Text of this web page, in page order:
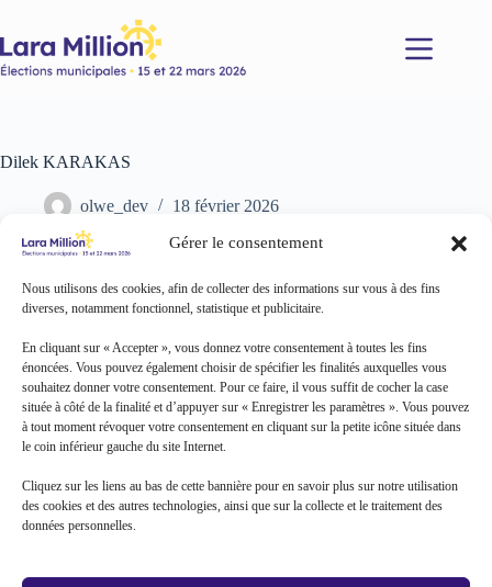
Gérer le consentement
Nous utilisons des cookies, afin de collecter des informations sur vous à des fins
diverses, notamment fonctionnel, statistique et publicitaire.
En cliquant sur « Accepter », vous donnez votre consentement à toutes les fins
énoncées. Vous pouvez également choisir de spécifier les finalités auxquelles vous
souhaitez donner votre consentement. Pour ce faire, il vous suffit de cocher la case
située à côté de la finalité et d’appuyer sur « Enregistrer les paramètres ». Vous pouvez
à tout moment révoquer votre consentement en cliquant sur la petite icône située dans
le coin inférieur gauche du site Internet.
Cliquez sur les liens au bas de cette bannière pour en savoir plus sur notre utilisation
des cookies et des autres technologies, ainsi que sur la collecte et le traitement des
données personnelles.
contenu
Dilek KARAKAS
olwe_dev 18 février 2026